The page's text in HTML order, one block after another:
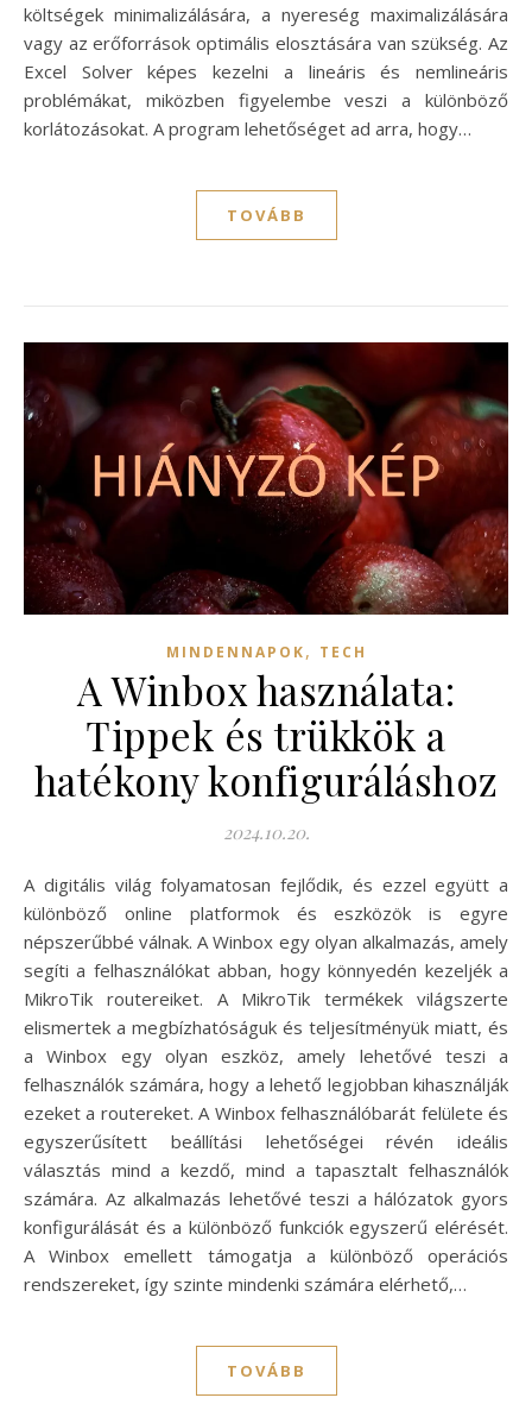
költségek minimalizálására, a nyereség maximalizálására
vagy az erőforrások optimális elosztására van szükség. Az
Excel Solver képes kezelni a lineáris és nemlineáris
problémákat, miközben figyelembe veszi a különböző
korlátozásokat. A program lehetőséget ad arra, hogy…
TOVÁBB
MINDENNAPOK, TECH
A Winbox használata:
Tippek és trükkök a
hatékony konfiguráláshoz
2024.10.20.
A digitális világ folyamatosan fejlődik, és ezzel együtt a
különböző online platformok és eszközök is egyre
népszerűbbé válnak. A Winbox egy olyan alkalmazás, amely
segíti a felhasználókat abban, hogy könnyedén kezeljék a
MikroTik routereiket. A MikroTik termékek világszerte
elismertek a megbízhatóságuk és teljesítményük miatt, és
a Winbox egy olyan eszköz, amely lehetővé teszi a
felhasználók számára, hogy a lehető legjobban kihasználják
ezeket a routereket. A Winbox felhasználóbarát felülete és
egyszerűsített beállítási lehetőségei révén ideális
választás mind a kezdő, mind a tapasztalt felhasználók
számára. Az alkalmazás lehetővé teszi a hálózatok gyors
konfigurálását és a különböző funkciók egyszerű elérését.
A Winbox emellett támogatja a különböző operációs
rendszereket, így szinte mindenki számára elérhető,…
TOVÁBB